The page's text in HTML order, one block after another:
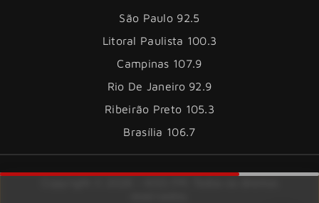
São Paulo 92.5
Litoral Paulista 100.3
Campinas 107.9
Rio De Janeiro 92.9
Ribeirão Preto 105.3
Brasília 106.7